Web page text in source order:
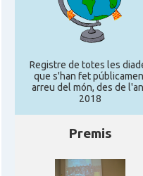
Registre de totes les
que s'han fet
arreu del món, des de
2018
Premis